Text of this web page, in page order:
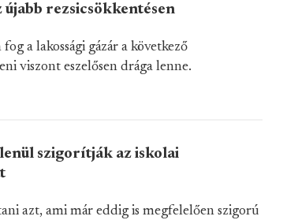
rezsicsökkentésen
a lakossági gázár a következő
viszont eszelősen drága lenne.
szigorítják az iskolai
azt, ami már eddig is megfelelően szigorú